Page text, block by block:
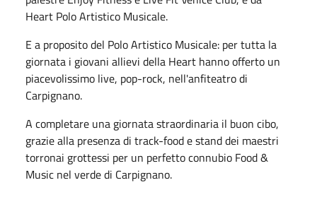
Heart Polo Artistico Musicale.
E a proposito del Polo Artistico Musicale: per tutta la
giornata i giovani allievi della Heart hanno offerto un
piacevolissimo live, pop-rock, nell'anfiteatro di
Carpignano.
A completare una giornata straordinaria il buon cibo,
grazie alla presenza di track-food e stand dei maestri
torronai grottessi per un perfetto connubio Food &
Music nel verde di Carpignano.